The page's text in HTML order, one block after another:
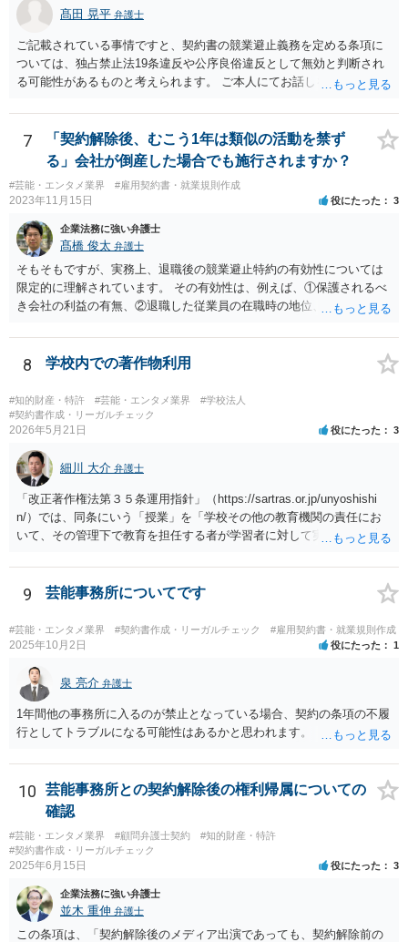
髙田 晃平 弁護士
ご記載されている事情ですと、契約書の競業避止義務を定める条項に
ついては、独占禁止法19条違反や公序良俗違反として無効と判断され
る可能性があるものと考えられます。 ご本人にてお話しを進められる
で、弁護士を通じて交渉することも選択肢として取り得るかと思われ
ます。
7
「契約解除後、むこう1年は類似の活動を禁ず
る」会社が倒産した場合でも施行されますか？
#芸能・エンタメ業界 #雇用契約書・就業規則作成
2023年11月15日 役にたった 3
企業法務に強い弁護士
髙橋 俊太 弁護士
そもそもですが、実務上、退職後の競業避止特約の有効性については
限定的に理解されています。 その有効性は、例えば、①保護されるべ
き会社の利益の有無、②退職した従業員の在職時の地位、③地域的限
囲、⑥代償措置の有無といった判断要素によって検討されます。 いず
れにしても、書面を拝見するなど具体的な事情を詳しくお伺いする必
要はありますが、上記判断要素に照らす限り、ご相談のケースにおい
ては会社側の請求は認められにくいのではないかという印象です。
8 学校内での著作物利用
#知的財産・特許 #芸能・エンタメ業界
#学校法人
#契約書作成・リーガルチェック
2026年5月21日 役にたった 3
細川 大介 弁護士
「改正著作権法第３５条運用指針」（https://sartras.or.jp/unyoshishi
n/）では、同条にいう「授業」を「学校その他の教育機関の責任にお
いて、その管理下で教育を担任する者が学習者に対して実施する教育
級活動・クラブ活動・学校行事等）、部活動、課外補習授業等を、該
当しない例として自主的なボランティア活動・保護者会・ＰＴＡ活動
等を列挙しています。 本件をこれに当てはめますと、 ①主体である学
校司書は、学校図書館法第６条第１項上「専ら学校図書館の職務に従
事する職員」と位置づけられ、運用指針にいう「教育を担任する者」
書館独自の読書推進活動であり、該当例のいずれにも当たりません。
したがって、本件展示は「授業の過程」要件を満たさず、３５条によ
る適法化はできないと考えられます。 ただし、繰り返しになります
が、ご相談のケースのような事案が裁判沙汰になることが現実的には
のと思われます。
9 芸能事務所についてです
#芸能・エンタメ業界 #契約書作成・リーガルチェック #雇用契約書・就業規則作成
2025年10月2日 役にたった 1
泉 亮介 弁護士
1年間他の事務所に入るのが禁止となっている場合、契約の条項の不履
行としてトラブルになる可能性はあるかと思われます。
10
芸能事務所との契約解除後の権利帰属についての
確認
#芸能・エンタメ業界 #顧問弁護士契約
#知的財産・特許
#契約書作成・リーガルチェック
2025年6月15日 役にたった 3
企業法務に強い弁護士
並木 重伸 弁護士
この条項は、「契約解除後のメディア出演であっても、契約解除前の